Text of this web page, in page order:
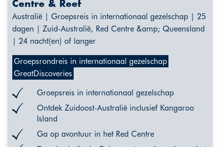
Centre & Reef
Australië | Groepsreis in internationaal gezelschap | 25
dagen | Zuid-Australië, Red Centre &amp; Queensland
| 24 nacht(en) of langer
Groepsrondreis in internationaal gezelschap
GreatDiscoveries
Groepsreis in internationaal gezelschap
Ontdek Zuidoost-Australië inclusief Kangaroo
Island
Ga op avontuur in het Red Centre